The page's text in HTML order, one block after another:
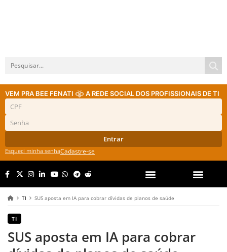
VEM PRA BEE FENATI A REDE SOCIAL DOS PROFISSIONAIS DE TI
Entrar
Esqueci minha senhaCadastre-se
TI SUS aposta em IA para cobrar dívidas de planos de saúde
TI
SUS aposta em IA para cobrar